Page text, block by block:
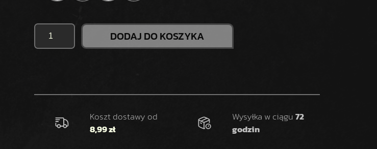
I
O
DODAJ DO KOSZYKA
Koszt dostawy od
8,99 zł
Wysyłka w ciągu72
godzin